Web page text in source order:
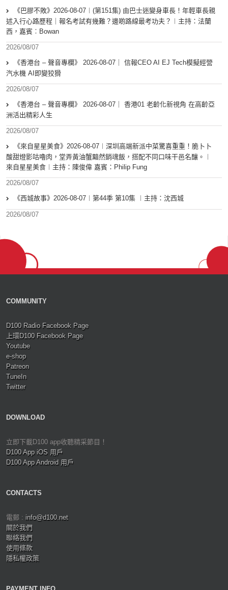
《巴膠不敗》2026-08-07︱(第151集) 由巴士迷變身車長！年輕車長親
述入行心路歷程｜報名考試有幾難？邊啲路線最考功夫？︱主持：法蘭
西，嘉賓︰Bowan
2026/08/07
《香港台 – 聲音專欄》 2026-08-07｜ 信報CEO AI EJ Tech模擬經營
汽水機 AI即變狡猾
2026/08/07
《香港台 – 聲音專欄》 2026-08-07｜ 香港01 老齡化新視角 在高齡亞
洲活出精彩人生
2026/08/07
《來自星星美食》2026-08-07︱深圳高端新派中菜驚喜重重！脆卜卜
酸甜燈影咕嚕肉，堂弄黃油蟹黯然銷魂飯，搭配不同口味干邑名釀。︱
來自星星美食︱主持：陳俊偉 嘉賓：Philip Fung
2026/08/07
《西城故事》2026-08-07︱第44季 第10集 ︱主持：沈西城
2026/08/07
COMMUNITY
D100 Radio Facebook Page
上環D100 Facebook Page
Youtube
e-shop
Patreon
TuneIn
Twitter
DOWNLOAD
立即下載D100 app收聽精采節目！
D100 App iOS 用戶
D100 App Android 用戶
CONTACTS
電郵 : info@d100.net
關於我們
聯絡我們
使用條款
隱私權政策